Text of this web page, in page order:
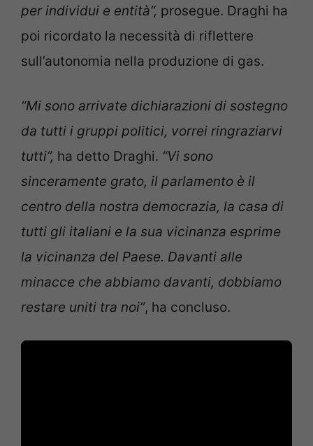
per individui e entità”, prosegue. Draghi ha
poi ricordato la necessità di riflettere
sull’autonomia nella produzione di gas.
“Mi sono arrivate dichiarazioni di sostegno
da tutti i gruppi politici, vorrei ringraziarvi
tutti”, ha detto Draghi. “Vi sono
sinceramente grato, il parlamento è il
centro della nostra democrazia, la casa di
tutti gli italiani e la sua vicinanza esprime
la vicinanza del Paese. Davanti alle
minacce che abbiamo davanti, dobbiamo
restare uniti tra noi”, ha concluso.